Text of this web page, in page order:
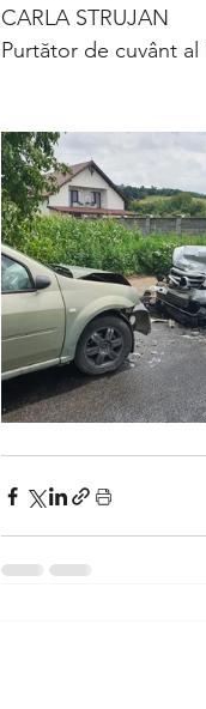
CARLA STRUJAN
Purtător de cuvânt